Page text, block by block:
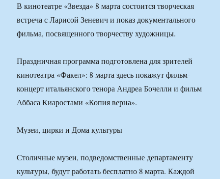
В кинотеатре «Звезда» 8 марта состоится творческая
встреча с Ларисой Зеневич и показ документального
фильма, посвященного творчеству художницы.
Праздничная программа подготовлена для зрителей
кинотеатра «Факел»: 8 марта здесь покажут фильм-
концерт итальянского тенора Андреа Бочелли и фильм
Аббаса Киаростами «Копия верна».
Музеи, цирки и Дома культуры
Столичные музеи, подведомственные департаменту
культуры, будут работать бесплатно 8 марта. Каждой